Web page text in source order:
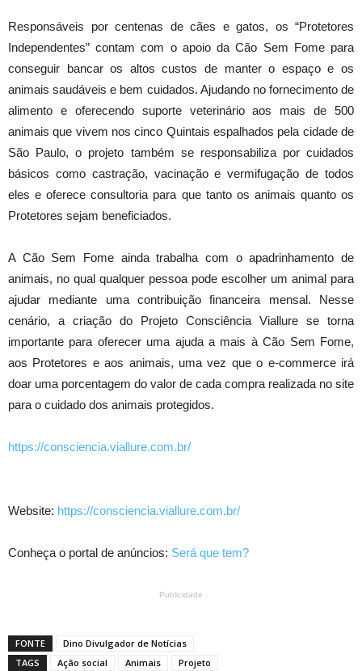
Responsáveis por centenas de cães e gatos, os “Protetores
Independentes” contam com o apoio da Cão Sem Fome para
conseguir bancar os altos custos de manter o espaço e os
animais saudáveis e bem cuidados. Ajudando no fornecimento de
alimento e oferecendo suporte veterinário aos mais de 500
animais que vivem nos cinco Quintais espalhados pela cidade de
São Paulo, o projeto também se responsabiliza por cuidados
básicos como castração, vacinação e vermifugação de todos
eles e oferece consultoria para que tanto os animais quanto os
Protetores sejam beneficiados.
A Cão Sem Fome ainda trabalha com o apadrinhamento de
animais, no qual qualquer pessoa pode escolher um animal para
ajudar mediante uma contribuição financeira mensal. Nesse
cenário, a criação do Projeto Consciência Viallure se torna
importante para oferecer uma ajuda a mais à Cão Sem Fome,
aos Protetores e aos animais, uma vez que o e-commerce irá
doar uma porcentagem do valor de cada compra realizada no site
para o cuidado dos animais protegidos.
https://consciencia.viallure.com.br/
Website: https://consciencia.viallure.com.br/
Conheça o portal de anúncios: Será que tem?
Publicidade
FONTE
Dino Divulgador de Notícias
TAGS
Ação social Animais Projeto